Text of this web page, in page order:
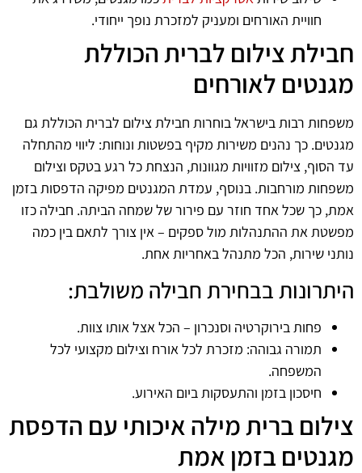
חוויית האורחים ומעניק למזכרת נופך ייחודי.
חבילת צילום לברית הכוללת
מגנטים לאורחים
משפחות רבות בישראל בוחרות חבילת צילום לברית הכוללת גם
מגנטים. כך נהנים משירות מקיף בפשטות ונוחות: ליווי מהתחלה
עד הסוף, צילום מזוויות מגוונות, הנצחת כל רגע בטקס וצילום
משפחות מורחבות. בנוסף, עמדת המגנטים מפיקה הדפסות בזמן
אמת, כך שכל אחד חוזר עם פירור של שמחה הביתה. חבילה כזו
מפשטת את ההתנהלות מול ספקים – אין צורך לתאם בין כמה
נותני שירות, הכל מתנהל באחריות אחת.
היתרונות בבחירת חבילה משולבת:
פחות בירוקרטיה וסנכרון – הכל אצל אותו צוות.
תמורה גבוהה: מזכרת לכל אורח וצילום מקצועי לכל
המשפחה.
חיסכון בזמן והתעסקות ביום האירוע.
צילום ברית מילה איכותי עם הדפסת
מגנטים בזמן אמת